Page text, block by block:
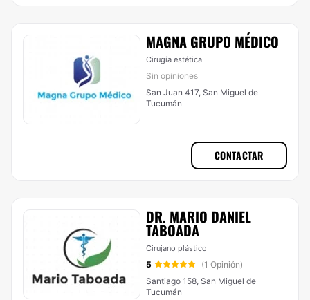
MAGNA GRUPO MÉDICO
Cirugía estética
Sin opiniones
San Juan 417, San Miguel de
Tucumán
CONTACTAR
DR. MARIO DANIEL
TABOADA
Cirujano plástico
5
(1 Opinión)
Santiago 158, San Miguel de
Tucumán